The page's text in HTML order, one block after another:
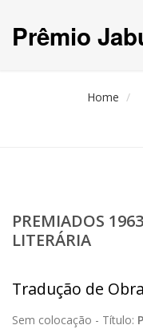
Prêmio
Home
PREMIADOS
LITERÁRIA
Tradução de
Sem colocação - Título: